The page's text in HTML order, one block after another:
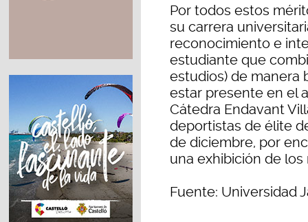
Por todos estos
su carrera
reconocimiento e
estudiante que
estudios) de manera
estar presente en el
Cátedra Endavant
deportistas de élite
de diciembre, por
una exhibición de
Fuente: Universidad